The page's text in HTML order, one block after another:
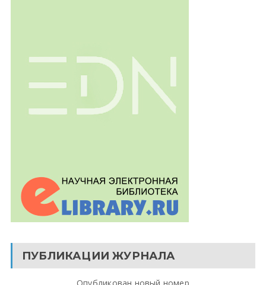
ПУБЛИКАЦИИ ЖУРНАЛА